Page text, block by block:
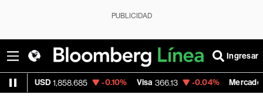
PUBLICIDAD
Ingresar
1,858.685 -0.10% Visa 366.13 -0.04% MercadoLibre